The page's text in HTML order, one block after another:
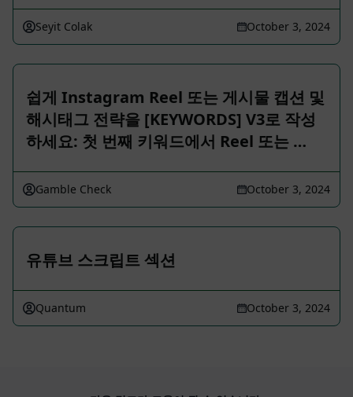
Seyit Colak October 3, 2024
쉽게 Instagram Reel 또는 게시물 캡션 및
해시태그 전략을 [KEYWORDS] V3로 작성
하세요: 첫 번째 키워드에서 Reel 또는 …
Gamble Check October 3, 2024
유튜브 스크립트 섹션
Quantum October 3, 2024